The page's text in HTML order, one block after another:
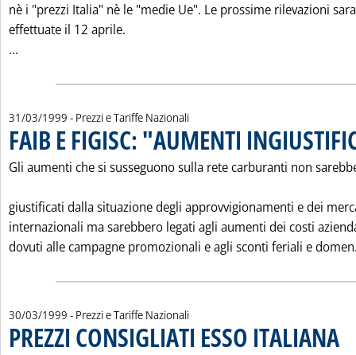
nè i "prezzi Italia" nè le "medie Ue". Le prossime rilevazioni
effettuate il 12 aprile.
...
31/03/1999 - Prezzi e Tariffe Nazionali
FAIB E FIGISC: "AUMENTI
Gli aumenti che si susseguono sulla rete carburanti non
giustificati dalla situazione degli approvvigionamenti e dei
internazionali ma sarebbero legati agli aumenti dei costi
dovuti alle campagne promozionali e agli sconti feriali e
30/03/1999 - Prezzi e Tariffe Nazionali
PREZZI CONSIGLIATI ESSO ITALIANA